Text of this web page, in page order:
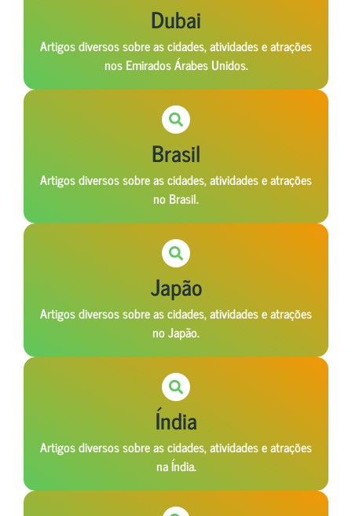
Dubai
Artigos diversos sobre as cidades, atividades e atrações
nos Emirados Árabes Unidos.
Brasil
Artigos diversos sobre as cidades, atividades e atrações
no Brasil.
Japão
Artigos diversos sobre as cidades, atividades e atrações
no Japão.
Índia
Artigos diversos sobre as cidades, atividades e atrações
na Índia.